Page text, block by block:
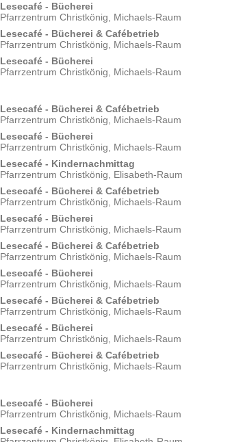
Lesecafé - Bücherei
Pfarrzentrum Christkönig, Michaels-Raum
Lesecafé - Bücherei & Cafébetrieb
Pfarrzentrum Christkönig, Michaels-Raum
Lesecafé - Bücherei
Pfarrzentrum Christkönig, Michaels-Raum
Lesecafé - Bücherei & Cafébetrieb
Pfarrzentrum Christkönig, Michaels-Raum
Lesecafé - Bücherei
Pfarrzentrum Christkönig, Michaels-Raum
Lesecafé - Kindernachmittag
Pfarrzentrum Christkönig, Elisabeth-Raum
Lesecafé - Bücherei & Cafébetrieb
Pfarrzentrum Christkönig, Michaels-Raum
Lesecafé - Bücherei
Pfarrzentrum Christkönig, Michaels-Raum
Lesecafé - Bücherei & Cafébetrieb
Pfarrzentrum Christkönig, Michaels-Raum
Lesecafé - Bücherei
Pfarrzentrum Christkönig, Michaels-Raum
Lesecafé - Bücherei & Cafébetrieb
Pfarrzentrum Christkönig, Michaels-Raum
Lesecafé - Bücherei
Pfarrzentrum Christkönig, Michaels-Raum
Lesecafé - Bücherei & Cafébetrieb
Pfarrzentrum Christkönig, Michaels-Raum
Lesecafé - Bücherei
Pfarrzentrum Christkönig, Michaels-Raum
Lesecafé - Kindernachmittag